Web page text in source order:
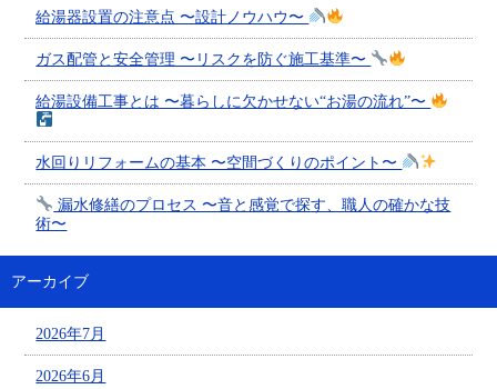
給湯器設置の注意点 〜設計ノウハウ〜
ガス配管と安全管理 〜リスクを防ぐ施工基準〜
給湯設備工事とは 〜暮らしに欠かせない“お湯の流れ”〜
水回りリフォームの基本 〜空間づくりのポイント〜
漏水修繕のプロセス 〜音と感覚で探す、職人の確かな技
術〜
アーカイブ
2026年7月
2026年6月